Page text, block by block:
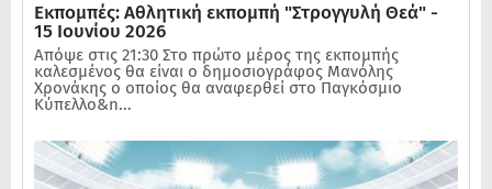
Εκπομπές: Αθλητική εκπομπή "Στρογγυλή Θεά" -
15 Ιουνίου 2026
Απόψε στις 21:30 Στο πρώτο μέρος της εκπομπής
καλεσμένος θα είναι ο δημοσιογράφος Μανόλης
Χρονάκης ο οποίος θα αναφερθεί στο Παγκόσμιο
Κύπελλο&n...